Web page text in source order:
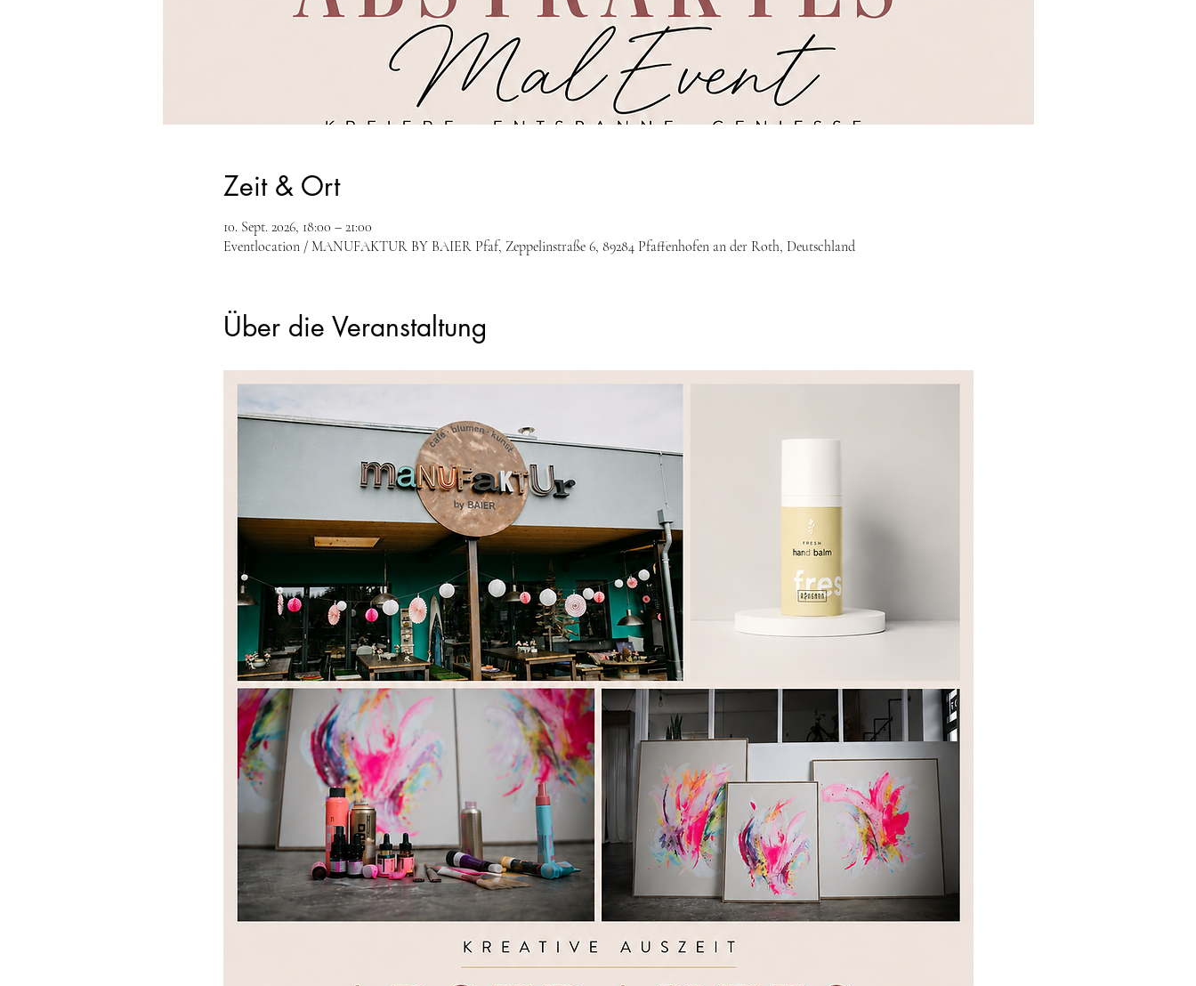
Zeit & Ort
10. Sept. 2026, 18:00 – 21:00
Eventlocation / MANUFAKTUR BY BAIER Pfaf, Zeppelinstraße 6, 89284 Pfaffenhofen an der Roth, Deutschland
Über die Veranstaltung